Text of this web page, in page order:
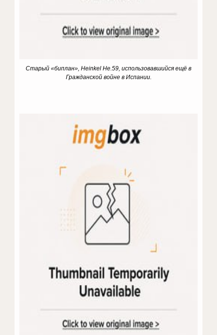
Старый «биплан», Heinkel He.59, использовавшийся ещё в
Гражданской войне в Испании.